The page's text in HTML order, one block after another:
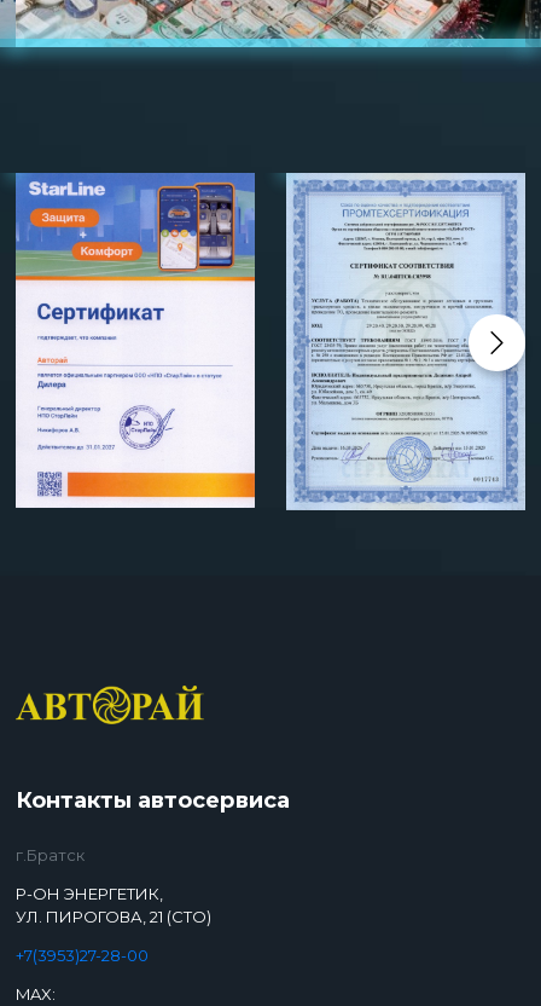
Контакты автосервиса
г.Братск
Р-ОН ЭНЕРГЕТИК,
УЛ. ПИРОГОВА, 21 (СТО)
+7(3953)27-28-00
MAX: